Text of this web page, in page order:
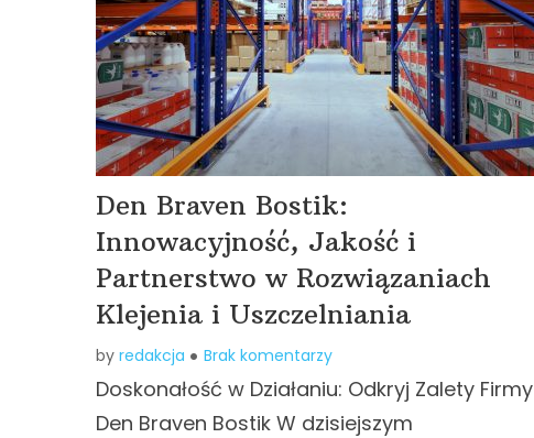
Den Braven Bostik:
Innowacyjność, Jakość i
Partnerstwo w Rozwiązaniach
Klejenia i Uszczelniania
by redakcja Brak komentarzy
Doskonałość w Działaniu: Odkryj Zalety Firmy
Den Braven Bostik W dzisiejszym